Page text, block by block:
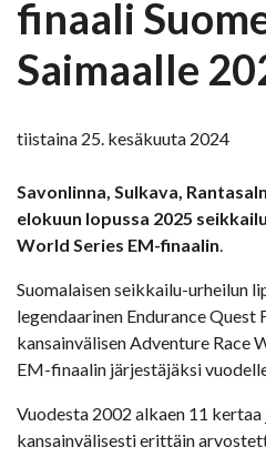
finaali
Saimaalle
tiistaina 25. kesäkuuta 2024
Savonlinna, Sulkava,
elokuun lopussa 2025
World Series EM-finaalin.
Suomalaisen seikkailu-urheilun
legendaarinen Endurance Quest
kansainvälisen Adventure Race
EM-finaalin järjestäjäksi
Vuodesta 2002 alkaen 11
kansainvälisesti erittäin